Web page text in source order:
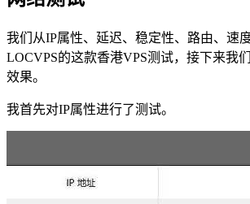
我们从IP属性、延迟、稳定性、路由、速
LOCVPS的这款香港VPS测试，接下来我
效果。
我首先对IP属性进行了测试。